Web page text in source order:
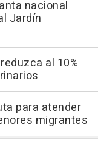
nacional
Jardín
al 10%
para atender
migrantes